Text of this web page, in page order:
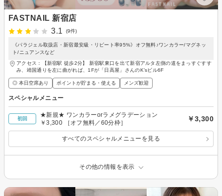
FASTNAIL 新宿店
3.1
(9件)
《パラジェル取扱店・新宿最安級・リピート率95%》オフ無料♪ワンカラー/マグネッ
ト/ニュアンスなど
アクセス：【新宿駅 徒歩2分】 新宿駅東口を出て新宿アルタ左側の道をまっすぐすす
み、靖国通りを左に曲がれば、1Fが「日高屋」さんのK’sビル6F
◎ 本日空席あり ポイントが貯まる・使える メンズ歓迎
スペシャルメニュー
初回
★新規★ ワンカラーorラメグラデーション
￥3,300 ［オフ無料／60分枠］
￥3,300
すべてのスペシャルメニューを見る
その他の情報を表示